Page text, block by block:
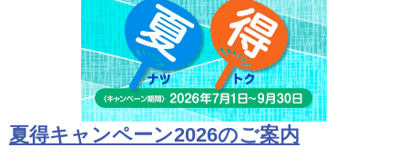
夏得キャンペーン2026のご案内